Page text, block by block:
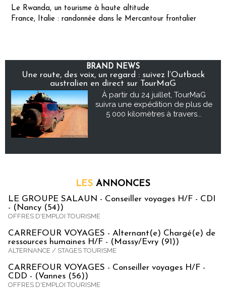
Le Rwanda, un tourisme à haute altitude
France, Italie : randonnée dans le Mercantour frontalier
BRAND NEWS
Une route, des voix, un regard : suivez l’Outback
australien en direct sur TourMaG
À partir du 24 juillet, TourMaG
suivra une expédition de plus de
5 000 kilomètres à travers...
LES ANNONCES
LE GROUPE SALAUN - Conseiller voyages H/F - CDI
- (Nancy (54))
OFFRES D'EMPLOI TOURISME
CARREFOUR VOYAGES - Alternant(e) Chargé(e) de
ressources humaines H/F - (Massy/Evry (91))
ALTERNANCE / STAGES TOURISME
CARREFOUR VOYAGES - Conseiller voyages H/F -
CDD - (Vannes (56))
OFFRES D'EMPLOI TOURISME